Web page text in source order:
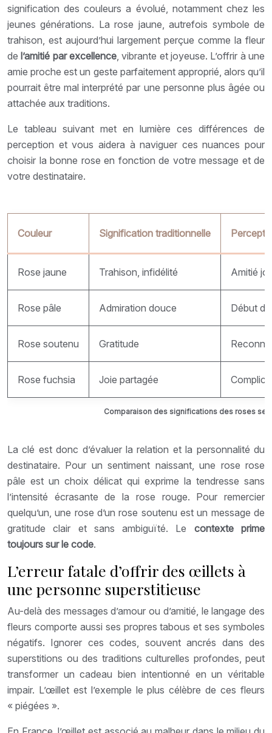
signification des couleurs a évolué, notamment chez les
jeunes générations. La rose jaune, autrefois symbole de
trahison, est aujourd’hui largement perçue comme la fleur
de l’amitié par excellence, vibrante et joyeuse. L’offrir à une
amie proche est un geste parfaitement approprié, alors qu’il
pourrait être mal interprété par une personne plus âgée ou
attachée aux traditions.
Le tableau suivant met en lumière ces différences de
perception et vous aidera à naviguer ces nuances pour
choisir la bonne rose en fonction de votre message et de
votre destinataire.
Comparaison des significations des roses
Couleur Signification traditionnelle
Rose jaune Trahison, infidélité Amitié
Rose pâle Admiration douce Début
Rose soutenu Gratitude
Rose fuchsia Joie partagée
La clé est donc d’évaluer la relation et la personnalité du
destinataire. Pour un sentiment naissant, une rose rose
pâle est un choix délicat qui exprime la tendresse sans
l’intensité écrasante de la rose rouge. Pour remercier
quelqu’un, une rose d’un rose soutenu est un message de
gratitude clair et sans ambiguïté. Le contexte prime
toujours sur le code.
L’erreur fatale d’offrir des œillets à
une personne superstitieuse
Au-delà des messages d’amour ou d’amitié, le langage des
fleurs comporte aussi ses propres tabous et ses symboles
négatifs. Ignorer ces codes, souvent ancrés dans des
superstitions ou des traditions culturelles profondes, peut
transformer un cadeau bien intentionné en un véritable
impair. L’œillet est l’exemple le plus célèbre de ces fleurs
« piégées ».